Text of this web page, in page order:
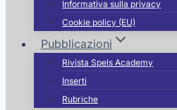
Informativa sulla privacy
Cookie policy (EU)
Pubblicazioni
Rivista Spels Academy
Inserti
Rubriche